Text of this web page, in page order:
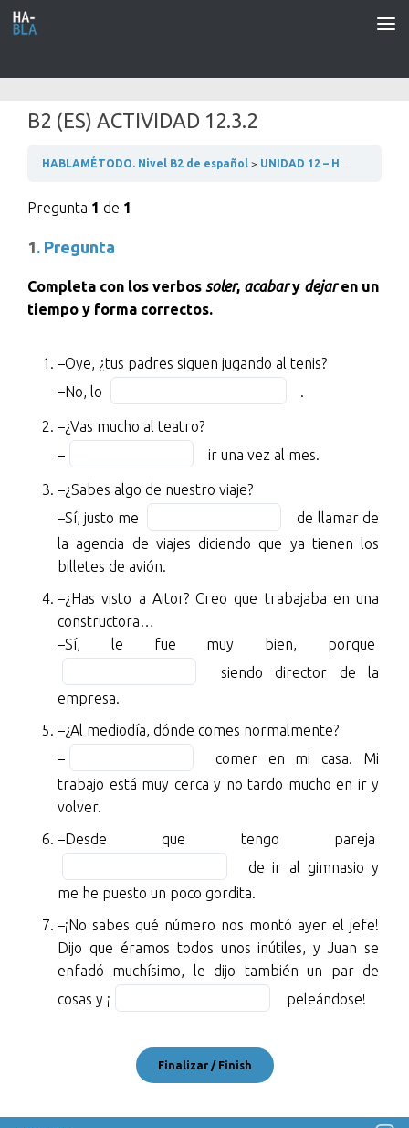
Saltar al contenido
B2 (ES) ACTIVIDAD 12.3.2
HABLAMÉTODO. Nivel B2 de español UNIDAD 12 – HABLANDO POR EL MÓVIL
Pregunta 1 de 1
1. Pregunta
Completa con los verbos soler, acabary dejaren un
tiempo y forma correctos.
–
Oye,
padres
siguen
al
tenis?
–
No,
BLANK
of
7.
¿Vas
mucho
al
teatro?
BLANK
2
of
ir
una
–Oye, ¿tus padres siguen jugando al tenis?
–No, lo Fill
in
the
of
7
.
–¿Vas mucho al teatro?
– Fill
in
the
blank
2
of
ir una vez al mes.
–¿Sabes algo de nuestro viaje?
–Sí, justo me Fill
in
the
3
of
de llamar de
la agencia de viajes diciendo que ya tienen los
billetes de avión.
–¿Has visto a Aitor? Creo que trabajaba en una
constructora…
–Sí, le fue muy bien, porque
7
siendo director de la
empresa.
–¿Al mediodía, dónde comes normalmente?
– Fill
in
the
5
7
comer en mi casa. Mi
trabajo está muy cerca y no tardo mucho en ir y
volver.
–Desde que tengo pareja
in
de ir al gimnasio y
me he puesto un poco gordita.
–¡No sabes qué número nos montó ayer el jefe!
Dijo que éramos todos unos inútiles, y Juan se
enfadó muchísimo, le dijo también un par de
cosas y ¡ Fill
in
blank
peleándose!